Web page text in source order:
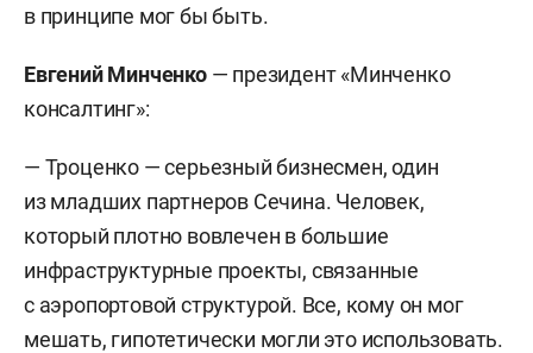
в принципе мог бы быть.
Евгений Минченко — президент «Минченко
консалтинг»:
— Троценко — серьезный бизнесмен, один
из младших партнеров Сечина. Человек,
который плотно вовлечен в большие
инфраструктурные проекты, связанные
с аэропортовой структурой. Все, кому он мог
мешать, гипотетически могли это использовать.